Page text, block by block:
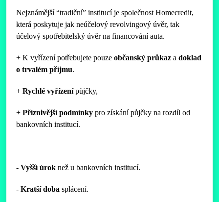
Nejznámější “tradiční” institucí je společnost Homecredit,
která poskytuje jak neúčelový revolvingový úvěr, tak
účelový spotřebitelský úvěr na financování auta.
+ K vyřízení potřebujete pouzeobčanský průkaz adoklad
o trvalém příjmu.
+ Rychlé vyřízenípůjčky,
+Příznivější podmínky pro získání půjčky na rozdíl od
bankovních institucí.
- Vyšší úrok než u bankovních institucí.
-Kratší doba splácení.